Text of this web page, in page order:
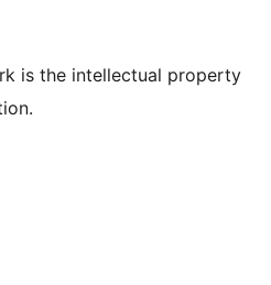
is the intellectual property